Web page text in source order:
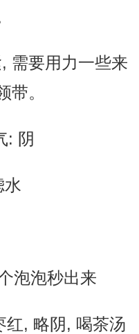
需要用力一些来
。
: 阴
水
泡泡秒出来
红, 略阴, 喝茶汤